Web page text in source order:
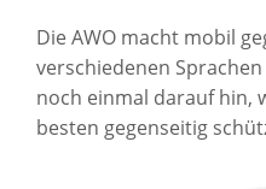
Die AWO macht mobil
verschiedenen
noch einmal darauf hin,
besten gegenseitig